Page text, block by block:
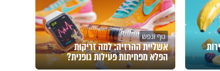
גוף ונפש
אשליית ההרזיה: למה זריקות
הפלא מפחיתות פעילות גופנית?